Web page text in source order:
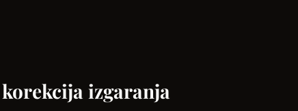
izgaranja